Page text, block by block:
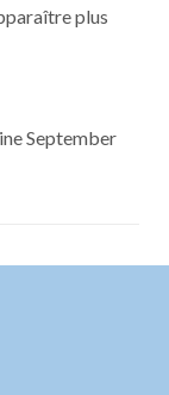
plus
September